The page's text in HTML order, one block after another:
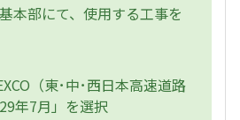
本部にて、使用する工事を
（東･中･西日本高速道路
年7月」を選択